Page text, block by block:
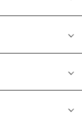
場合がございます。
りたい方へ